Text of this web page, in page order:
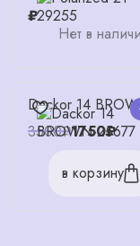
₽
Нет в
Dackor 14
3500₽1750₽
в корзину